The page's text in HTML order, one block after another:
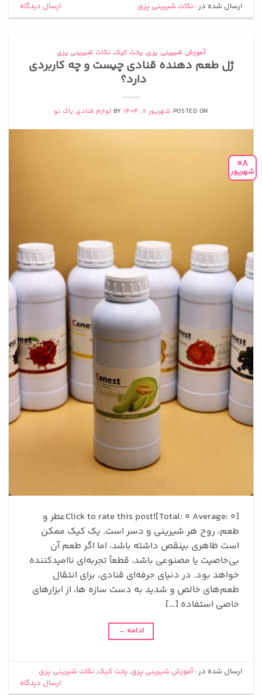
ارسال شده در :نکات شیرینی پزی ارسال دیدگاه
آموزش شیرینی پزی, پخت کیک, نکات شیرینی پزی
ژل طعم دهنده قنادی چیست و چه کاربردی
دارد؟
POSTED ON شهریور 8, 1404 BY لوازم قنادی پاک نو
08
شهریور
Click to rate this post![Total: 0 Average: 0]عطر و
طعم، روح هر شیرینی و دسر است. یک کیک ممکن
است ظاهری بینقص داشته باشد، اما اگر طعم آن
بی‌خاصیت یا مصنوعی باشد، قطعاً تجربه‌ای ناامیدکننده
خواهد بود. در دنیای حرفه‌ای قنادی، برای انتقال
طعم‌های خالص و شدید به دست سازه ها، از ابزارهای
خاصی استفاده […]
ادامه →
ارسال شده در :آموزش شیرینی پزی,پخت کیک,نکات شیرینی پزی
ارسال دیدگاه